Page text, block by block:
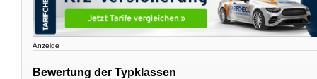
Anzeige
Bewertung der Typklassen